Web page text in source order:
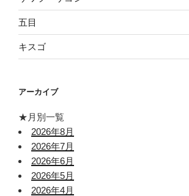
五目
キスゴ
アーカイブ
★月別一覧
2026年8月
2026年7月
2026年6月
2026年5月
2026年4月